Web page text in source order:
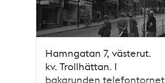
Hamngatan 7, västerut.
kv. Trollhättan. I
bakgrunden telefontornet